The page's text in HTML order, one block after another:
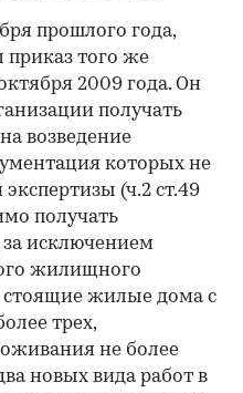
прошлого года,
приказ того же
2009 года. Он
получать
возведение
которых не
экспертизы (ч.2 ст.49
получать
за исключением
жилищного
стоящие жилые дома с
трех,
не более
новых вида работ в